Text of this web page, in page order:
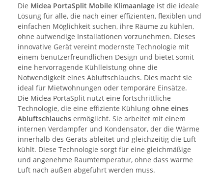
Die Midea PortaSplit Mobile Klimaanlage ist die ideale
Lösung für alle, die nach einer effizienten, flexiblen und
einfachen Möglichkeit suchen, ihre Räume zu kühlen,
ohne aufwendige Installationen vorzunehmen. Dieses
innovative Gerät vereint modernste Technologie mit
einem benutzerfreundlichen Design und bietet somit
eine hervorragende Kühlleistung ohne die
Notwendigkeit eines Abluftschlauchs. Dies macht sie
ideal für Mietwohnungen oder temporäre Einsätze.
Die Midea PortaSplit nutzt eine fortschrittliche
Technologie, die eine effiziente Kühlung ohne eines
Abluftschlauchs ermöglicht. Sie arbeitet mit einem
internen Verdampfer und Kondensator, der die Wärme
innerhalb des Geräts ableitet und gleichzeitig die Luft
kühlt. Diese Technologie sorgt für eine gleichmäßige
und angenehme Raumtemperatur, ohne dass warme
Luft nach außen abgeführt werden muss.